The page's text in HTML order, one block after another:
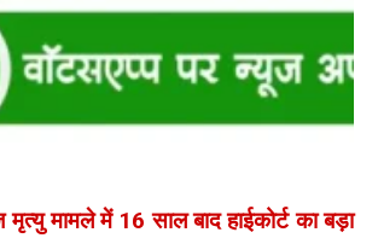
मामले में 16 साल बाद हाईकोर्ट का बड़ा